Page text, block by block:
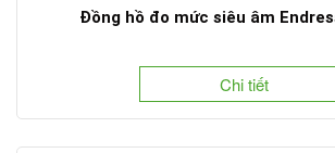
Đồng hồ đo mức siêu âm
Chi tiết